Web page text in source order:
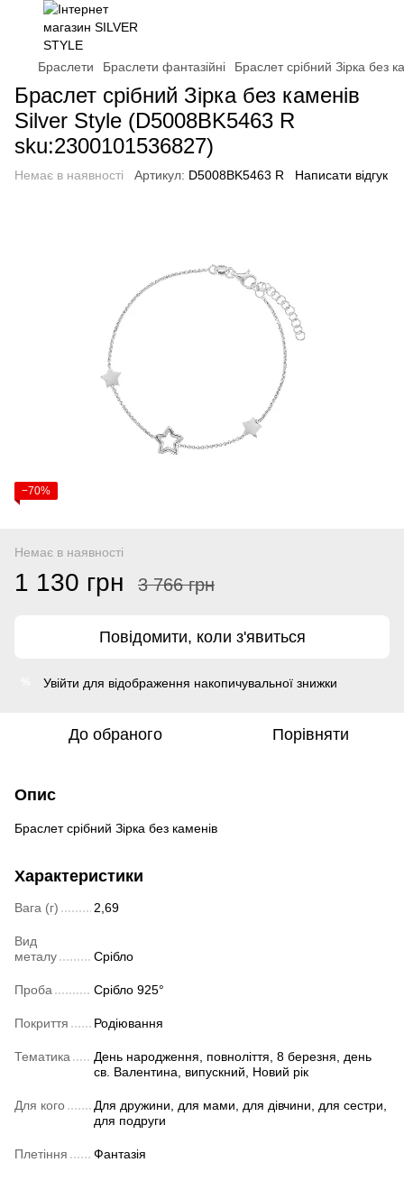
Браслети Браслети фантазійні Браслет срібний Зірка без
Браслет срібний Зірка без каменів
Silver Style (D5008BK5463 R
sku:2300101536827)
Немає в наявності Артикул: D5008BK5463 R Написати відгук
−70%
Немає в наявності
1 130 грн 3 766 грн
Повідомити, коли з'явиться
Увійти для відображення накопичувальної знижки
До обраного Порівняти
Опис
Браслет срібний Зірка без каменів
Характеристики
Вага (г) 2,69
Вид
металу
Срібло
Проба Срібло 925°
Покриття Родіювання
Тематика
День народження, повноліття, 8 березня, день
св. Валентина, випускний, Новий рік
Для кого
Для дружини, для мами, для дівчини, для сестри,
для подруги
Плетіння Фантазія